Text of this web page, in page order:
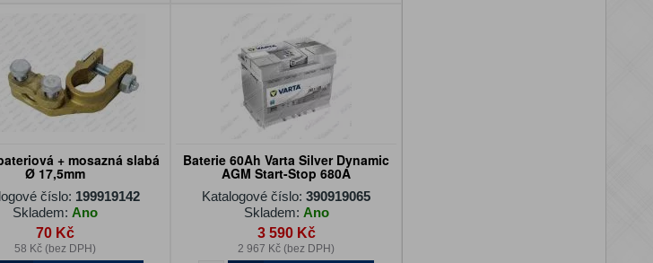
+ mosazná slabá
Ø 17,5mm
číslo: 199919142
Skladem: Ano
70 Kč
58 Kč (bez DPH)
Baterie 60Ah Varta Silver Dynamic
AGM Start-Stop 680A
Katalogové číslo:390919065
Skladem: Ano
3 590 Kč
2 967 Kč (bez DPH)